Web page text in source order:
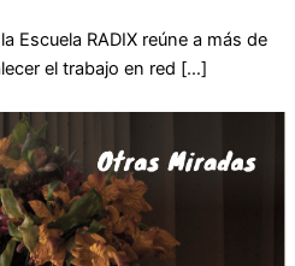
Escuela RADIX reúne a más de
el trabajo en red […]